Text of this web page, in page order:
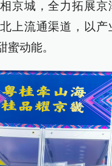
京城，全力拓展京
上流通渠道，以产
蜜动能。